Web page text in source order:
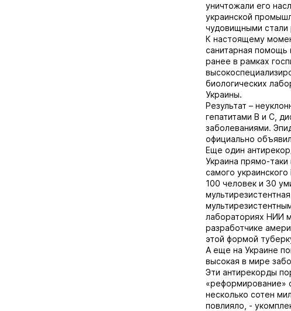
уничтожали его
украинской
чудовищными стали
К настоящему
санитарная помощь
ранее в рамках
биологических
Украины.
Результат –
гепатитами В и С,
заболеваниями.
официально
Еще один
Украина прямо-
самого
100 человек и 30
лабораториях НИИ
разработчике
этой формой
А еще на Украине
высокая в мире
Эти антирекорды
«реформирование»
несколько сотен
повлияло, -